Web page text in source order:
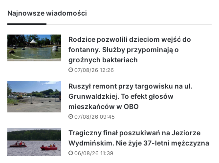
Najnowsze wiadomości
Rodzice pozwolili dzieciom wejść do
fontanny. Służby przypominają o
groźnych bakteriach
07/08/26 12:26
Ruszył remont przy targowisku na ul.
Grunwaldzkiej. To efekt głosów
mieszkańców w OBO
07/08/26 09:45
Tragiczny finał poszukiwań na Jeziorze
Wydmińskim. Nie żyje 37-letni mężczyzna
06/08/26 11:39